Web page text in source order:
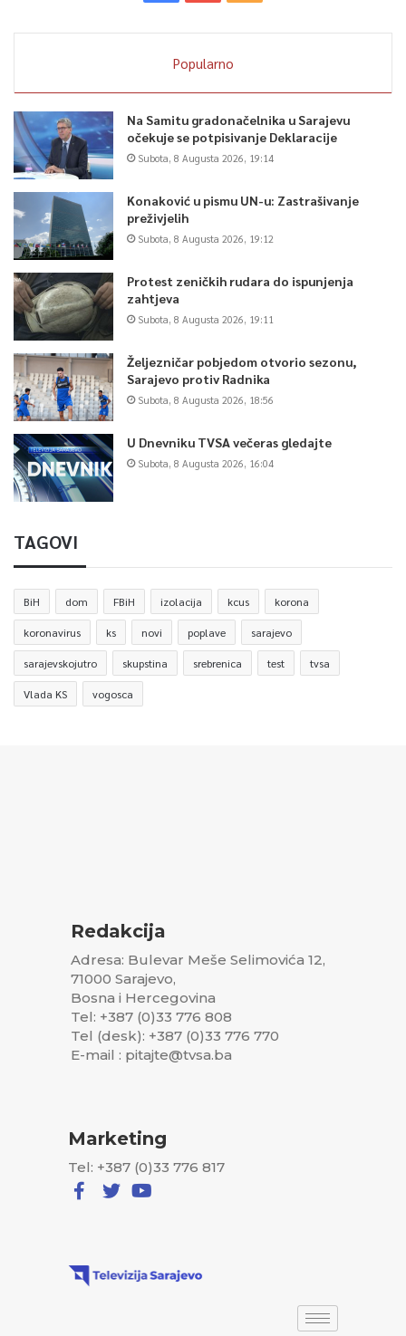
Popularno
Na Samitu gradonačelnika u Sarajevu
očekuje se potpisivanje Deklaracije
Subota, 8 Augusta 2026, 19:14
Konaković u pismu UN-u: Zastrašivanje
preživjelih
Subota, 8 Augusta 2026, 19:12
Protest zeničkih rudara do ispunjenja
zahtjeva
Subota, 8 Augusta 2026, 19:11
Željezničar pobjedom otvorio sezonu,
Sarajevo protiv Radnika
Subota, 8 Augusta 2026, 18:56
U Dnevniku TVSA večeras gledajte
Subota, 8 Augusta 2026, 16:04
TAGOVI
BiH dom FBiH izolacija kcus korona
koronavirus ks novi poplave sarajevo
sarajevskojutro skupstina srebrenica test tvsa
Vlada KS vogosca
Redakcija
Adresa: Bulevar Meše Selimovića 12,
71000 Sarajevo,
Bosna i Hercegovina
Tel: +387 (0)33 776 808
Tel (desk): +387 (0)33 776 770
E-mail : pitajte@tvsa.ba
Marketing
Tel: +387 (0)33 776 817